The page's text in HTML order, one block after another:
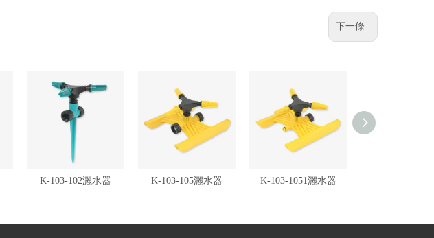
下一條:
K-103-102灑水器 K-103-105灑水器 K-103-1051灑水器